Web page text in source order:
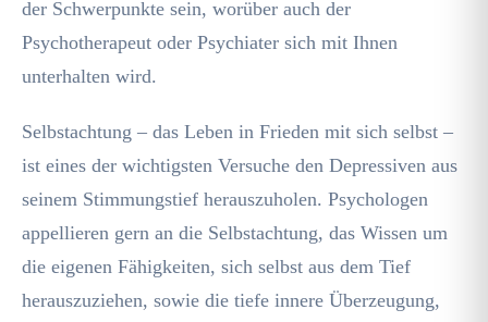
der Schwerpunkte sein, worüber auch der
Psychotherapeut oder Psychiater sich mit Ihnen
unterhalten wird.
Selbstachtung – das Leben in Frieden mit sich selbst –
ist eines der wichtigsten Versuche den Depressiven aus
seinem Stimmungstief herauszuholen. Psychologen
appellieren gern an die Selbstachtung, das Wissen um
die eigenen Fähigkeiten, sich selbst aus dem Tief
herauszuziehen, sowie die tiefe innere Überzeugung,